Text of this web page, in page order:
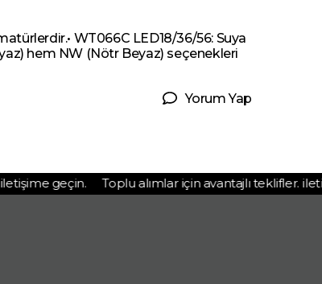
WT066C LED18/36/56: Suya
hem NW (Nötr Beyaz) seçenekleri
Yorum Yap
geçin. Toplu alımlar için avantajlı teklifler.